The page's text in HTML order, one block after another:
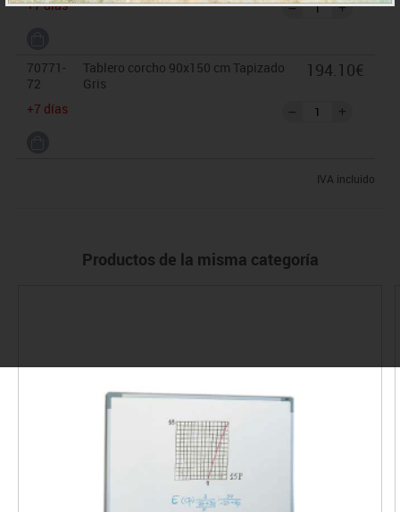
+7 días
70771-
72
Tablero corcho 90x150 cm Tapizado
Gris
+7 días
194.10€
IVA incluido
Productos de la misma categoría